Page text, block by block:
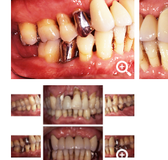
歯内療法/マイクロエンド
歯内療法とは
当院の治療のポイント
歯内療法後の補綴治療
症例集
歯周病治療/予防歯科